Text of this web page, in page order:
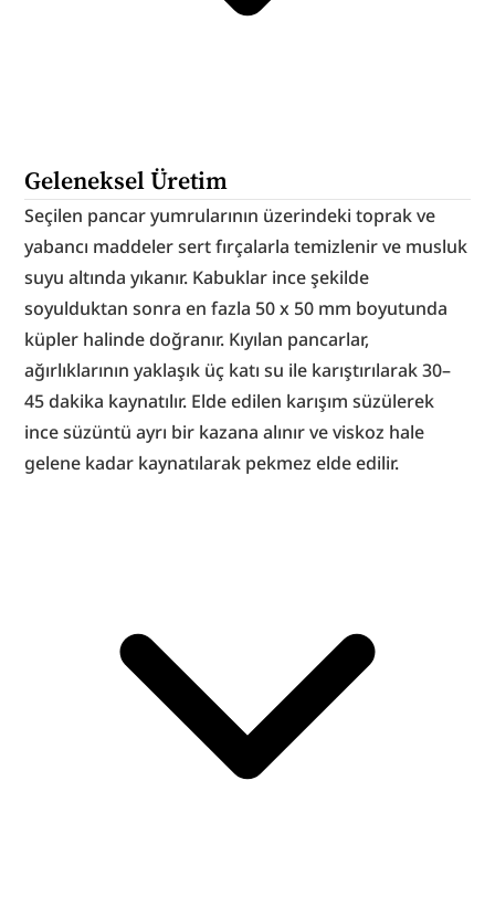
Geleneksel Üretim
Seçilen pancar yumrularının üzerindeki toprak ve
yabancı maddeler sert fırçalarla temizlenir ve musluk
suyu altında yıkanır. Kabuklar ince şekilde
soyulduktan sonra en fazla 50 x 50 mm boyutunda
küpler halinde doğranır. Kıyılan pancarlar,
ağırlıklarının yaklaşık üç katı su ile karıştırılarak 30–
45 dakika kaynatılır. Elde edilen karışım süzülerek
ince süzüntü ayrı bir kazana alınır ve viskoz hale
gelene kadar kaynatılarak pekmez elde edilir.